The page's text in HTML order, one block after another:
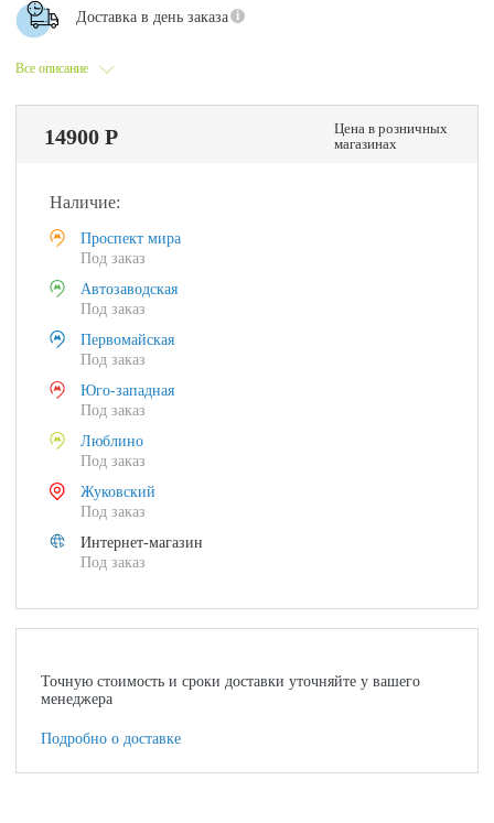
Все описание
Доставка в день заказа
14900 Р
Цена в розничных
магазинах
Наличие:
Проспект мира
Под заказ
Автозаводская
Под заказ
Первомайская
Под заказ
Юго-западная
Под заказ
Люблино
Под заказ
Жуковский
Под заказ
Интернет-магазин
Под заказ
Точную стоимость и сроки доставки уточняйте у вашего
менеджера
Подробно о доставке